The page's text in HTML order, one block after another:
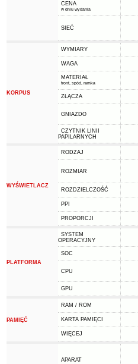
CENA
w dniu wydania
SIEĆ
KORPUS
WYMIARY
WAGA
MATERIAŁ
front, spód, ramka
ZŁĄCZA
GNIAZDO
CZYTNIK LINII
PAPILARNYCH
WYŚWIETLACZ
RODZAJ
ROZMIAR
ROZDZIELCZOŚĆ
PPI
PROPORCJI
PLATFORMA
SYSTEM
OPERACYJNY
SOC
CPU
GPU
PAMIĘĆ
RAM / ROM
KARTA PAMIĘCI
WIĘCEJ
APARAT